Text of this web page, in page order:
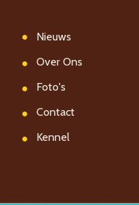
Nieuws
Over Ons
Foto's
Contact
Kennel